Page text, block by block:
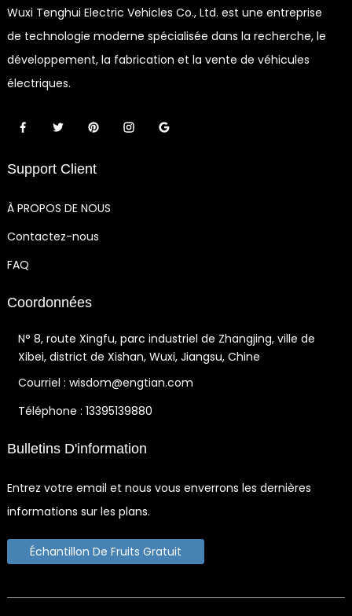
Wuxi Tenghui Electric Vehicles Co., Ltd. est une entreprise
de technologie moderne spécialisée dans la recherche, le
développement, la fabrication et la vente de véhicules
électriques.
Support Client
À PROPOS DE NOUS
Contactez-nous
FAQ
Coordonnées
N° 8, route Xingfu, parc industriel de Zhangjing, ville de
Xibei, district de Xishan, Wuxi, Jiangsu, Chine
Courriel : wisdom@engtian.com
Téléphone : 13395139880
Bulletins D'information
Entrez votre email et nous vous enverrons les dernières
informations sur les plans.
Échantillon De Fruits Gratuit